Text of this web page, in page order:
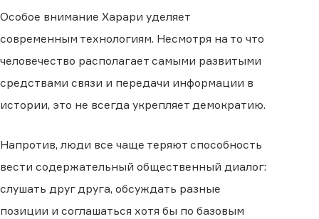
Особое внимание Харари уделяет
современным технологиям. Несмотря на то что
человечество располагает самыми развитыми
средствами связи и передачи информации в
истории, это не всегда укрепляет демократию.
Напротив, люди все чаще теряют способность
вести содержательный общественный диалог:
слушать друг друга, обсуждать разные
позиции и соглашаться хотя бы по базовым